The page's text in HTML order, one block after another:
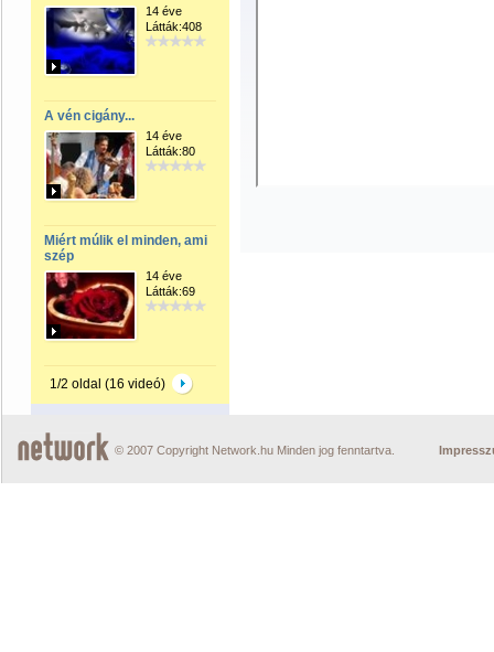
14 éve
Látták:408
A vén cigány...
14 éve
Látták:80
Miért múlik el minden, ami
szép
14 éve
Látták:69
1/2 oldal (16 videó)
© 2007 Copyright Network.hu Minden jog fenntartva.